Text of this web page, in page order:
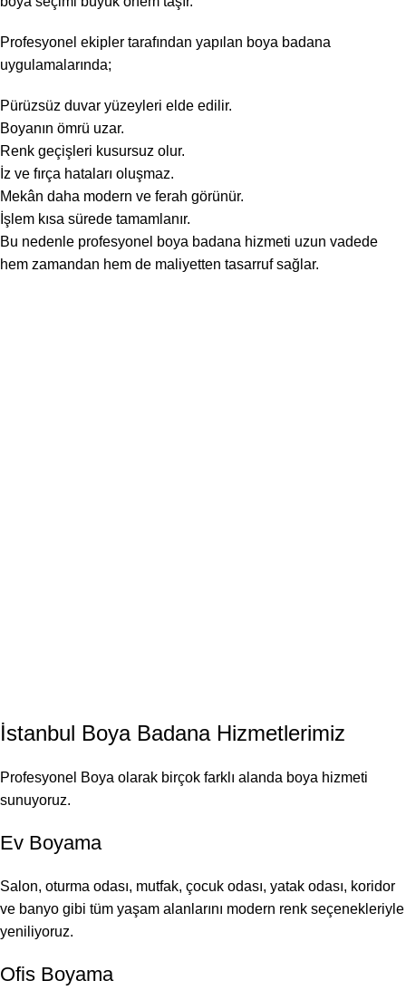
Profesyonel ekipler tarafından yapılan boya badana
uygulamalarında;
Pürüzsüz duvar yüzeyleri elde edilir.
Boyanın ömrü uzar.
Renk geçişleri kusursuz olur.
İz ve fırça hataları oluşmaz.
Mekân daha modern ve ferah görünür.
İşlem kısa sürede tamamlanır.
Bu nedenle profesyonel boya badana hizmeti uzun vadede
hem zamandan hem de maliyetten tasarruf sağlar.
İstanbul Boya BadanaHizmetlerimiz
Profesyonel Boya olarak birçok farklı alanda boya hizmeti
sunuyoruz.
Ev Boyama
Salon, oturma odası, mutfak, çocuk odası, yatak odası, koridor
ve banyo gibi tüm yaşam alanlarını modern renk seçenekleriyle
yeniliyoruz.
Ofis Boyama